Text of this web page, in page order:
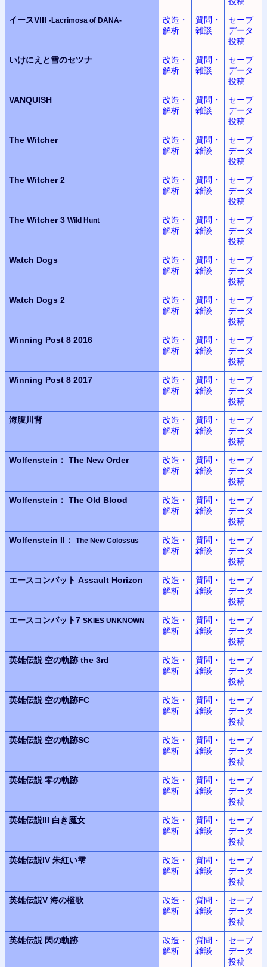
イースVIII -Lacrimosa of DANA-
改造・
解析
質問・
雑談
セーブ
データ
投稿
いけにえと雪のセツナ
改造・
解析
質問・
雑談
セーブ
データ
投稿
VANQUISH
改造・
解析
質問・
雑談
セーブ
データ
投稿
The Witcher
改造・
解析
質問・
雑談
セーブ
データ
投稿
The Witcher 2
改造・
解析
質問・
雑談
セーブ
データ
投稿
The Witcher 3 Wild Hunt
改造・
解析
質問・
雑談
セーブ
データ
投稿
Watch Dogs
改造・
解析
質問・
雑談
セーブ
データ
投稿
Watch Dogs 2
改造・
解析
質問・
雑談
セーブ
データ
投稿
Winning Post 8 2016
改造・
解析
質問・
雑談
セーブ
データ
投稿
Winning Post 8 2017
改造・
解析
質問・
雑談
セーブ
データ
投稿
海腹川背
改造・
解析
質問・
雑談
セーブ
データ
投稿
Wolfenstein： The New Order
改造・
解析
質問・
雑談
セーブ
データ
投稿
Wolfenstein： The Old Blood
改造・
解析
質問・
雑談
セーブ
データ
投稿
Wolfenstein II：
The New Colossus
改造・
解析
質問・
雑談
セーブ
データ
投稿
エースコンバット Assault Horizon
改造・
解析
質問・
雑談
セーブ
データ
投稿
エースコンバット7 SKIES UNKNOWN
改造・
解析
質問・
雑談
セーブ
データ
投稿
英雄伝説 空の軌跡 the 3rd
改造・
解析
質問・
雑談
セーブ
データ
投稿
英雄伝説 空の軌跡FC
改造・
解析
質問・
雑談
セーブ
データ
投稿
英雄伝説 空の軌跡SC
改造・
解析
質問・
雑談
セーブ
データ
投稿
英雄伝説 零の軌跡
改造・
解析
質問・
雑談
セーブ
データ
投稿
英雄伝説III 白き魔女
改造・
解析
質問・
雑談
セーブ
データ
投稿
英雄伝説IV 朱紅い雫
改造・
解析
質問・
雑談
セーブ
データ
投稿
英雄伝説V 海の檻歌
改造・
解析
質問・
雑談
セーブ
データ
投稿
英雄伝説 閃の軌跡
改造・
解析
質問・
雑談
セーブ
データ
投稿